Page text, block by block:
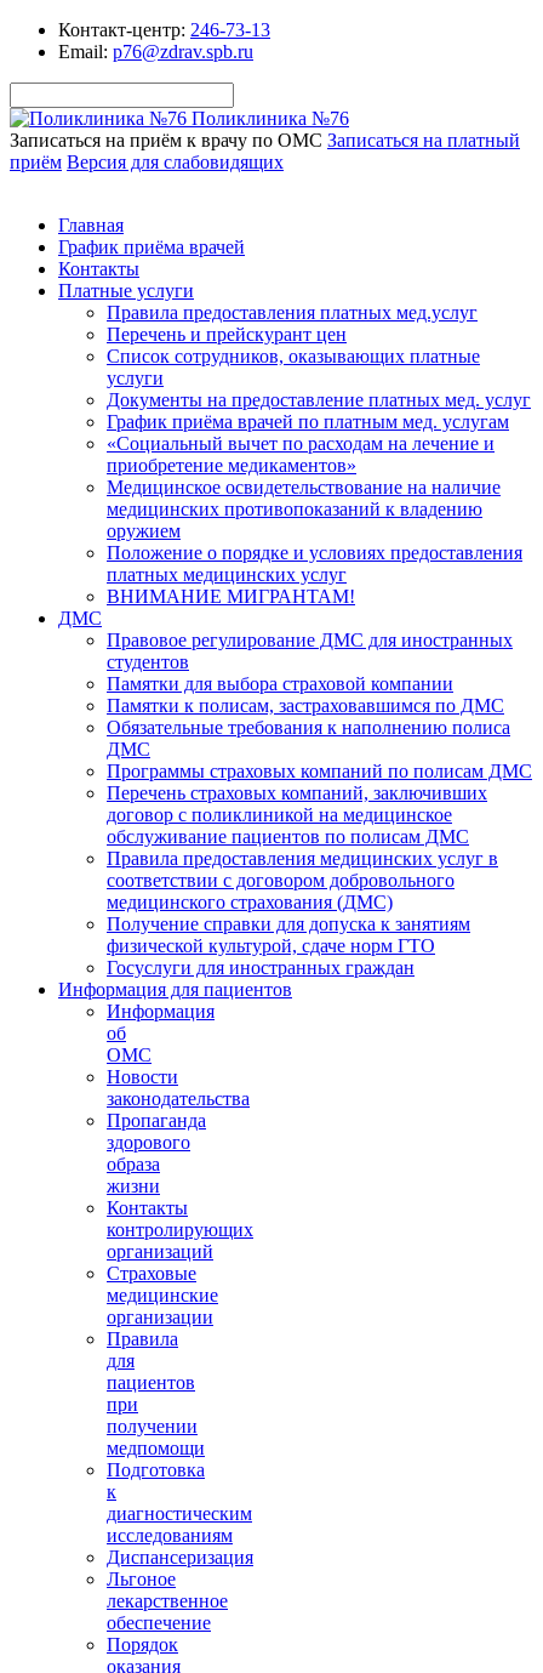
Контакт-центр: 246-73-13
Email: p76@zdrav.spb.ru
Поликлиника №76
Записаться на приём к врачу по ОМС Записаться на платный
приём Версия для слабовидящих
Главная
График приёма врачей
Контакты
Платные услуги
Правила предоставления платных мед.услуг
Перечень и прейскурант цен
Список сотрудников, оказывающих платные
услуги
Документы на предоставление платных мед. услуг
График приёма врачей по платным мед. услугам
«Социальный вычет по расходам на лечение и
приобретение медикаментов»
Медицинское освидетельствование на наличие
медицинских противопоказаний к владению
оружием
Положение о порядке и условиях предоставления
платных медицинских услуг
ВНИМАНИЕ МИГРАНТАМ!
ДМС
Правовое регулирование ДМС для иностранных
студентов
Памятки для выбора страховой компании
Памятки к полисам, застраховавшимся по ДМС
Обязательные требования к наполнению полиса
ДМС
Программы страховых компаний по полисам ДМС
Перечень страховых компаний, заключивших
договор с поликлиникой на медицинское
обслуживание пациентов по полисам ДМС
Правила предоставления медицинских услуг в
соответствии с договором добровольного
медицинского страхования (ДМС)
Получение справки для допуска к занятиям
физической культурой, сдаче норм ГТО
Госуслуги для иностранных граждан
Информация для пациентов
Информация
об
ОМС
Новости
законодательства
Пропаганда
здорового
образа
жизни
Контакты
контролирующих
организаций
Страховые
медицинские
организации
Правила
для
пациентов
при
получении
медпомощи
Подготовка
к
диагностическим
исследованиям
Диспансеризация
Льгоное
лекарственное
обеспечение
Порядок
оказания